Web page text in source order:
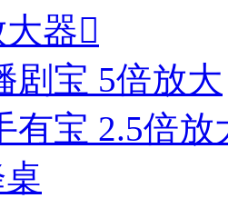
器
剧宝 5倍放大
有宝 2.5倍放